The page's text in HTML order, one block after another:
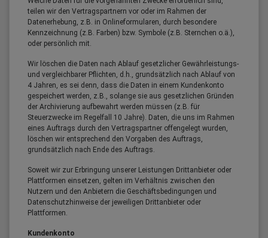
teilen wir den Vertragspartnern vor oder im Rahmen der
Datenerhebung, z.B. in Onlineformularen, durch besondere
Kennzeichnung (z.B. Farben) bzw. Symbole (z.B. Sternchen o.ä.),
oder persönlich mit.
Wir löschen die Daten nach Ablauf gesetzlicher Gewährleistungs-
und vergleichbarer Pflichten, d.h., grundsätzlich nach Ablauf von
4 Jahren, es sei denn, dass die Daten in einem Kundenkonto
gespeichert werden, z.B., solange sie aus gesetzlichen Gründen
der Archivierung aufbewahrt werden müssen (z.B. für
Steuerzwecke im Regelfall 10 Jahre). Daten, die uns im Rahmen
eines Auftrags durch den Vertragspartner offengelegt wurden,
löschen wir entsprechend den Vorgaben des Auftrags,
grundsätzlich nach Ende des Auftrags.
Soweit wir zur Erbringung unserer Leistungen Drittanbieter oder
Plattformen einsetzen, gelten im Verhältnis zwischen den
Nutzern und den Anbietern die Geschäftsbedingungen und
Datenschutzhinweise der jeweiligen Drittanbieter oder
Plattformen.
Kundenkonto